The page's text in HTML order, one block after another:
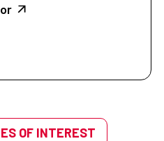
OF INTEREST